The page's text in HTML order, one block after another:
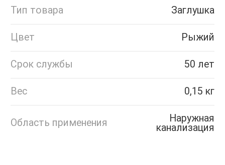
Тип товара Заглушка
Цвет Рыжий
Срок службы 50 лет
Вес 0,15 кг
Область применения
Наружная
канализация